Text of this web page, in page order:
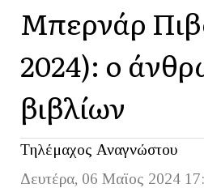
Μπερνάρ
2024): ο
βιβλίων
Τηλέμαχος Αναγνώστου
Δευτέρα, 06 Μαϊος 2024